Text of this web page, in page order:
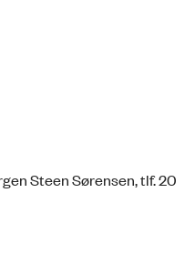
Steen Sørensen, tlf. 20